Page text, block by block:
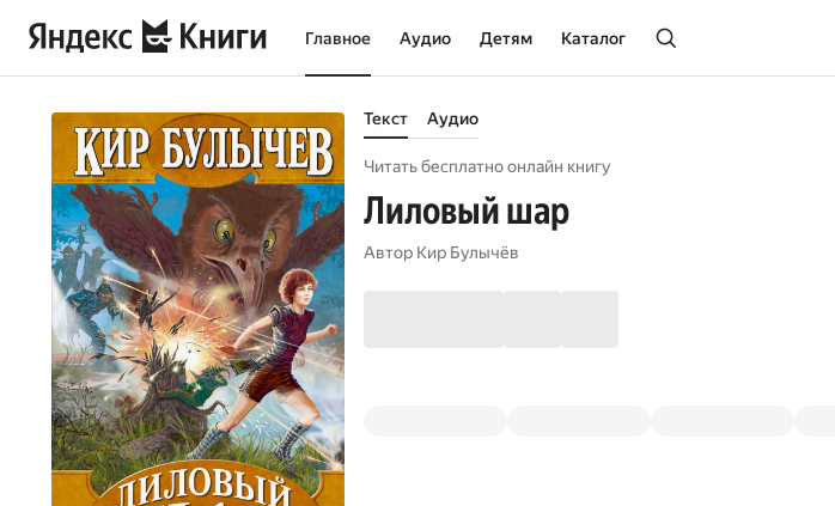
Главное Аудио Детям Каталог
Текст Аудио
Читать бесплатно онлайн книгу
Лиловый шар
Автор Кир Булычёв